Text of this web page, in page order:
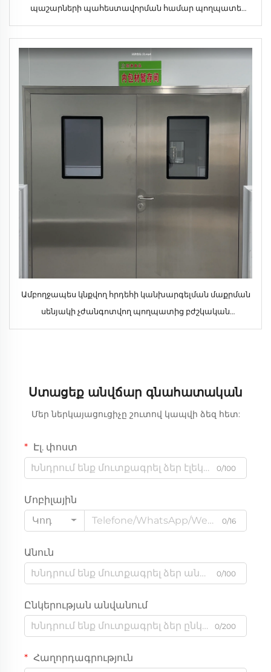
պաշարների պահեստավորման համար պողպատե
կառուցվածքի պահեստ՝ հիվանդանոցների և
գրասենյակային շենքերի համար, մեծ տարածք,
ժամանակակից դիզայն, Գուանդուն նահանգի սերունդ
Ամբողջապես կնքվող հրդեհի կանխարգելման մաքրման
սենյակի չժանգոտվող պողպատից բժշկական
վիրահատարանի ձայնամեկուսացված, ավտոմատ և
Ստացեք անվճար գնահատական
Մեր ներկայացուցիչը շուտով կապվի ձեզ հետ:
Էլ. փոստ
0/100
Մոբիլային
Կոդ
0/16
Անուն
0/100
Ընկերության անվանում
0/200
Հաղորդագրություն